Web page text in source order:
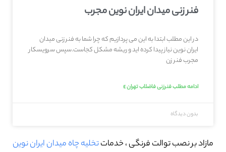
فنر زنی میدان ایران نوین مجرب
در این مطلب ابتدا به این می پردازیم که چرا شما به فنر زنی میدان
ایران نوین نیاز پیدا کرده اید و ریشه مشکل کجاست.سپس سرویسکار
مجرب فنر زن
ادامه مطلب فنرزنی فاضلاب تهران »
بدون دیدگاه
مازاد بر نصب توالت فرنگی ، خدماتتخلیه چاه میدان ایران نوین